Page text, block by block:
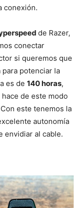
conexión.
de Razer,
conectar
si queremos que
potenciar la
es de 140 horas,
de este modo
este tenemos la
autonomía
envidiar al cable.